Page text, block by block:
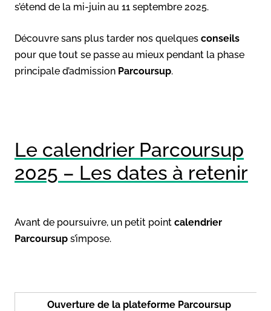
s’étend de la mi-juin au 11 septembre 2025.
Découvre sans plus tarder nos quelques conseils
pour que tout se passe au mieux pendant la phase
principale d’admission Parcoursup.
Le calendrier Parcoursup
2025 – Les dates à retenir
Avant de poursuivre, un petit point calendrier
Parcoursup s’impose.
Ouverture de la plateforme Parcoursup